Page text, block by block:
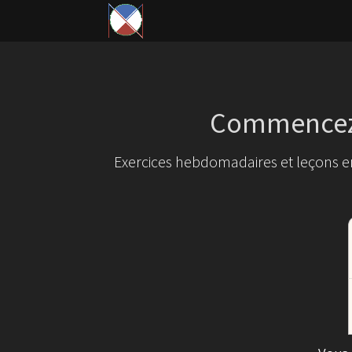
Exercices hebdomadaires et leçons